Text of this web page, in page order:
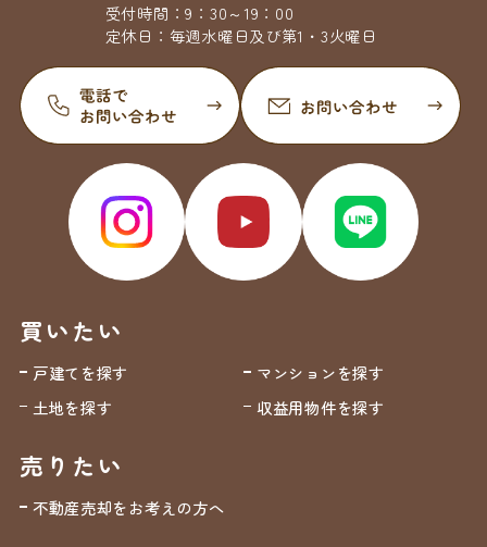
受付時間：9：30～19：00
定休日： 毎週水曜日及び第1・3火曜日
買いたい
戸建てを探す
マンションを探す
土地を探す
収益用物件を探す
売りたい
不動産売却をお考えの方へ